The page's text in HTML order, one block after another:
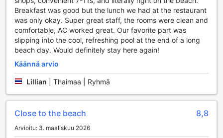
oleskelutila ja TV-alue tarjoavat loistavan mahdollisuuden
viettää aikaa muiden vieraiden kanssa. Älä unohda vierailla
lahjatavarakaupassa, josta löydät ainutlaatuisia
matkamuistoja ja lahjoja kotiin vietäväksi!
Lanta Seafront Resortin Urheilumahdollisuudet
Lanta Seafront Resort tarjoaa vierailleen monipuoliset
urheilumahdollisuudet, jotka tekevät lomastasi
unohtumattoman. Sisäuima-allas kutsuu sinut nauttimaan
virkistävästä uintielämyksestä, säästä riippumatta.
Ulkoilma-allas puolestaan tarjoaa täydellisen paikan
kuumina päivinä. Yksityinen ranta on vain askeleen päässä,
Breakfast was good but the lunch we had at the restaurant
was only okay. Super great staff, the rooms were clean and
comfortable, AC worked great. Our favorite part was
slipping into the cool, refreshing pool at the end of a long
beach day. Would definitely stay here again!
Käännä arvio
Lillian Thaimaa | Ryhmä
Close to the beach 8,8
Arvioitu: 3. maaliskuu 2026